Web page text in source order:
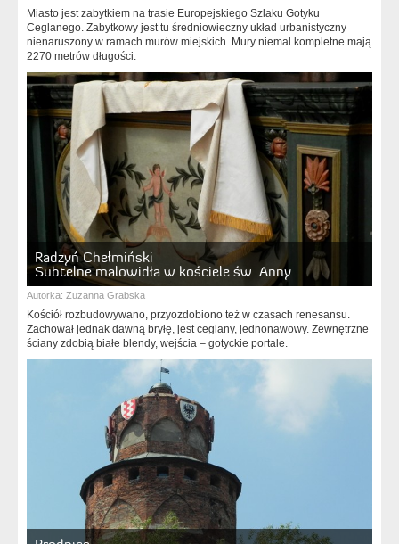
Miasto jest zabytkiem na trasie Europejskiego Szlaku Gotyku
Ceglanego. Zabytkowy jest tu średniowieczny układ urbanistyczny
nienaruszony w ramach murów miejskich. Mury niemal kompletne mają
2270 metrów długości.
Radzyń Chełmiński
Subtelne malowidła w kościele św. Anny
Autorka: Zuzanna Grabska
Kościół rozbudowywano, przyozdobiono też w czasach renesansu.
Zachował jednak dawną bryłę, jest ceglany, jednonawowy. Zewnętrzne
ściany zdobią białe blendy, wejścia – gotyckie portale.